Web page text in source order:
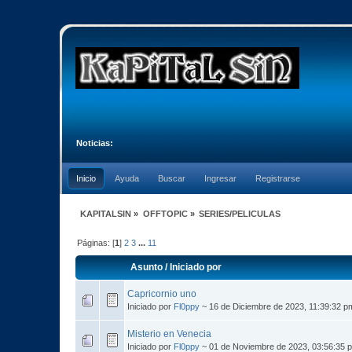
Noticias:
Inicio Ayuda Buscar Ingresar Registrarse
KAPITALSIN » OFFTOPIC» SERIES/PELICULAS
Páginas: [1]2 3 ... 11
Asunto/Iniciado por
Capricornio uno
Iniciado por Fl0ppy ~ 16 de Diciembre de 2023, 11:39:32
Misterio en Venecia
Iniciado por Fl0ppy ~ 01 de Noviembre de 2023, 03:56:35